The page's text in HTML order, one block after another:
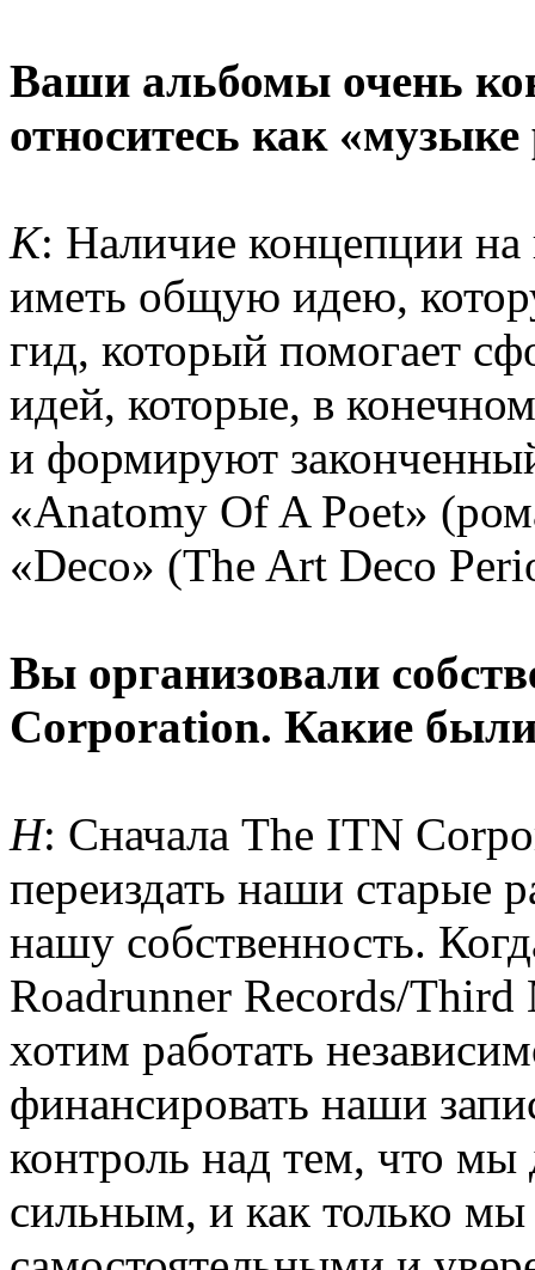
Ваши альбомы очень
относитесь как
К: Наличие концепции на
иметь общую идею,
гид, который помогает
идей, которые, в
и формируют
«Anatomy Of A Poet»
«Deco» (The Art Deco
Вы организовали
Corporation. Какие
Н: Сначала The ITN
переиздать наши старые
нашу собственность.
Roadrunner Records/
хотим работать
финансировать наши
контроль над тем, что мы
сильным, и как только мы